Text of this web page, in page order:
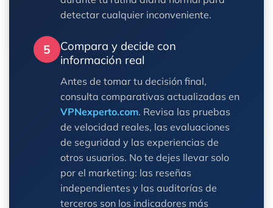
detectar cualquier inconveniente.
5
Compara y decide con
información real
Antes de tomar tu decisión final,
consulta comparativas actualizadas en
VPNexperto.com. Revisa las pruebas
de velocidad reales, las evaluaciones
de seguridad y las experiencias de
otros usuarios. No te dejes llevar solo
por el marketing: las reseñas
independientes y las auditorías de
terceros son los indicadores más